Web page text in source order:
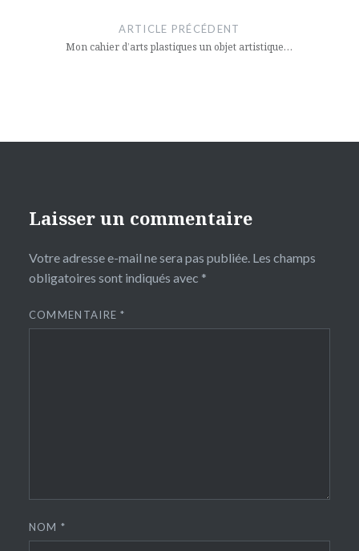
l’article
ARTICLE PRÉCÉDENT
Mon cahier d’arts plastiques un objet artistique…
Laisser un commentaire
Votre adresse e-mail ne sera pas publiée. Les champs
obligatoires sont indiqués avec *
COMMENTAIRE*
NOM*